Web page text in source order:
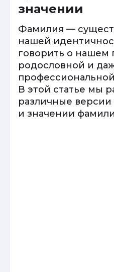
значении
Фамилия —
нашей
говорить о
родословной и
В этой статье мы
различные
и значении